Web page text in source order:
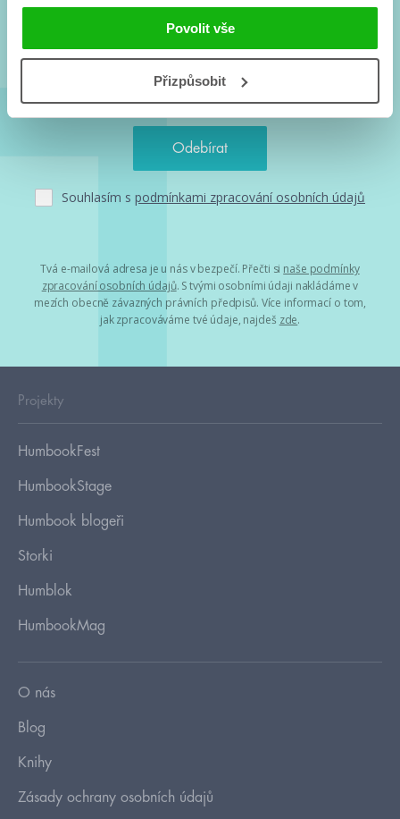
Povolit vše
Přizpůsobit
Souhlasím s podmínkami zpracování osobních údajů
Tvá e-mailová adresa je u nás v bezpečí. Přečti si naše podmínky
zpracování osobních údajů. S tvými osobními údaji nakládáme v
mezích obecně závazných právních předpisů. Více informací o tom,
jak zpracováváme tvé údaje, najdeš zde.
Projekty
HumbookFest
HumbookStage
Humbook blogeři
Storki
Humblok
HumbookMag
O nás
Blog
Knihy
Zásady ochrany osobních údajů